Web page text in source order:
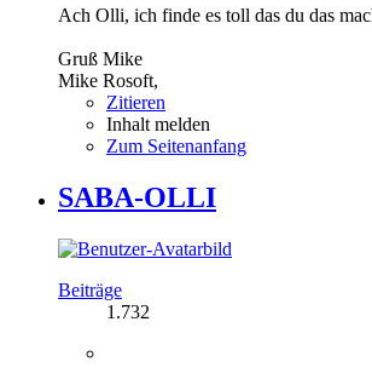
Ach Olli, ich finde es toll das du das
Gruß Mike
Mike Rosoft,
Zitieren
Inhalt melden
Zum Seitenanfang
SABA-OLLI
Beiträge
1.732